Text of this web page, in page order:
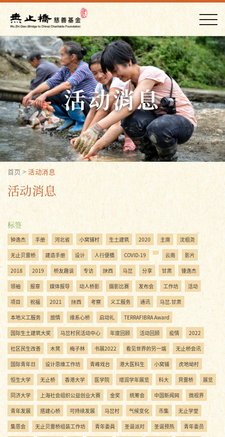
活动消息
首页 >活动消息
活动消息
标签
钟逸杰 手册 河北省 小窝铺村 生土建筑 2020 主席 沈祖尧
无止贝雷桥 建造手册 设计 人行便橋 COVID-19 云南 影片
2018 2019 桥友趣谈 专访 陝西 马岔 分享 甘肃 锺逸杰
领袖 报章 媒体报导 动人桥影 摄影比赛 发布会 工作坊 活动
项目 祝福 2021 陜西 考察 义工服务 通讯 马岔.甘肃
本地义工服务 旅情 缘系心桥 启动礼 TERRAFIBRA Award
国际生土建筑大奖 马岔村民活动中心 年度回顾 活动回顾 疫情 2022
社区民生改善 木凳 梅子林 书展2022 看见世界的另一端 无止桥会讯
国际青年日 设计思维工作坊 青峰戏台 港大医科生 小窝铺 虎地坳村
恒生大学 无止桥 香港大学 医学院 增润学年展览 科大 貝雷桥 展览
同济大学 上海社会组织公益创业大赛 金奖 统筹会 中国新闻网 微视界
青年发展 搭建心桥 可持续发展 马岔村 气候变化 市集 无止学堂
集思会 无止贝雷桥组装工作坊 青年委員 圣诞派对 圣诞预热 青年委员